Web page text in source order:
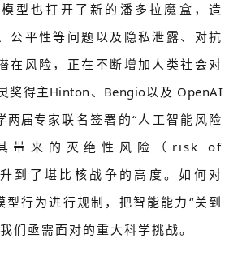
型也打开了新的潘多拉魔盒，造
公平性等问题以及隐私泄露、对抗
在风险，正在不断增加人类社会对
奖得主Hinton、Bengio以及 OpenAI
两届专家联名签署的“人工智能风险
带来的灭绝性风险
（risk of
升到了堪比核战争的高度。如何对
型行为进行规制，把智能能力“关到
们亟需面对的重大科学挑战。